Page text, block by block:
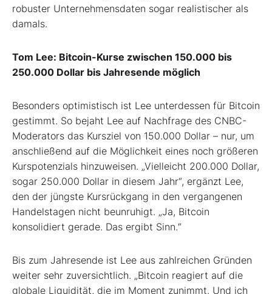
robuster Unternehmensdaten sogar realistischer als
damals.
Tom Lee: Bitcoin-Kurse zwischen 150.000 bis
250.000 Dollar bis Jahresende möglich
Besonders optimistisch ist Lee unterdessen für Bitcoin
gestimmt. So bejaht Lee auf Nachfrage des CNBC-
Moderators das Kursziel von 150.000 Dollar – nur, um
anschließend auf die Möglichkeit eines noch größeren
Kurspotenzials hinzuweisen. „Vielleicht 200.000 Dollar,
sogar 250.000 Dollar in diesem Jahr“, ergänzt Lee,
den der jüngste Kursrückgang in den vergangenen
Handelstagen nicht beunruhigt. „Ja, Bitcoin
konsolidiert gerade. Das ergibt Sinn.“
Bis zum Jahresende ist Lee aus zahlreichen Gründen
weiter sehr zuversichtlich. „Bitcoin reagiert auf die
globale Liquidität, die im Moment zunimmt. Und ich